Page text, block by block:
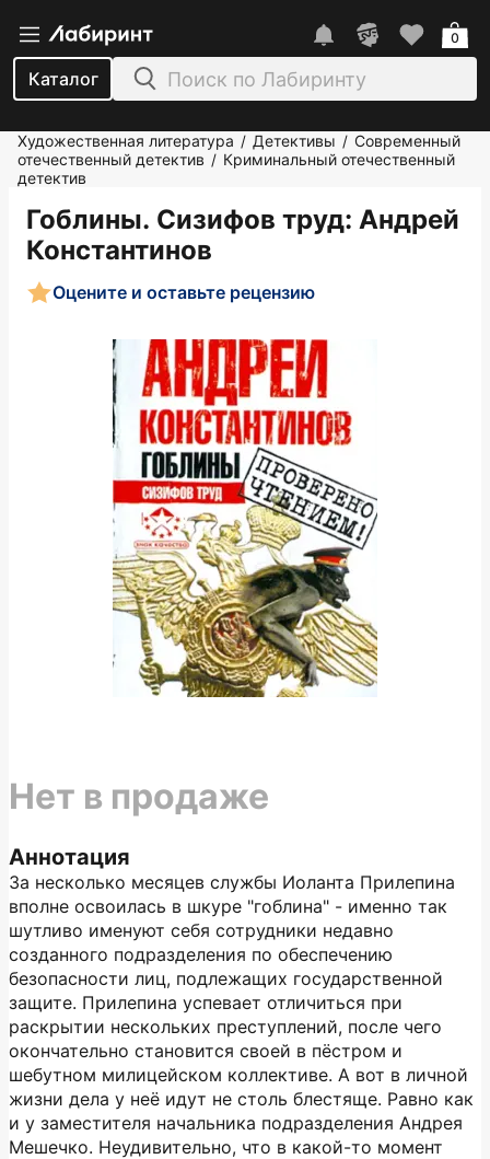
Каталог
0
Художественная литература / Детективы / Современный
отечественный детектив / Криминальный отечественный
детектив
Гоблины. Сизифов труд: Андрей
Константинов
Оцените и оставьте рецензию
Аннотация
За несколько месяцев службы Иоланта Прилепина
вполне освоилась в шкуре "гоблина" - именно так
шутливо именуют себя сотрудники недавно
созданного подразделения по обеспечению
безопасности лиц, подлежащих государственной
защите. Прилепина успевает отличиться при
раскрытии нескольких преступлений, после чего
окончательно становится своей в пёстром и
шебутном милицейском коллективе. А вот в личной
жизни дела у неё идут не столь блестяще. Равно как
и у заместителя начальника подразделения Андрея
Мешечко. Неудивительно, что в какой-то момент
Нет в продаже